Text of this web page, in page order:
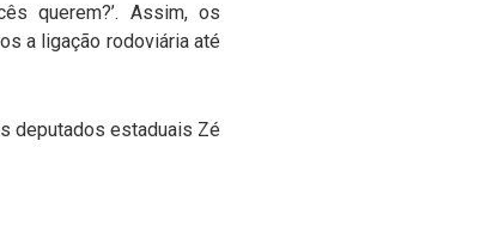
querem?’. Assim, os
a ligação rodoviária até
deputados estaduais Zé